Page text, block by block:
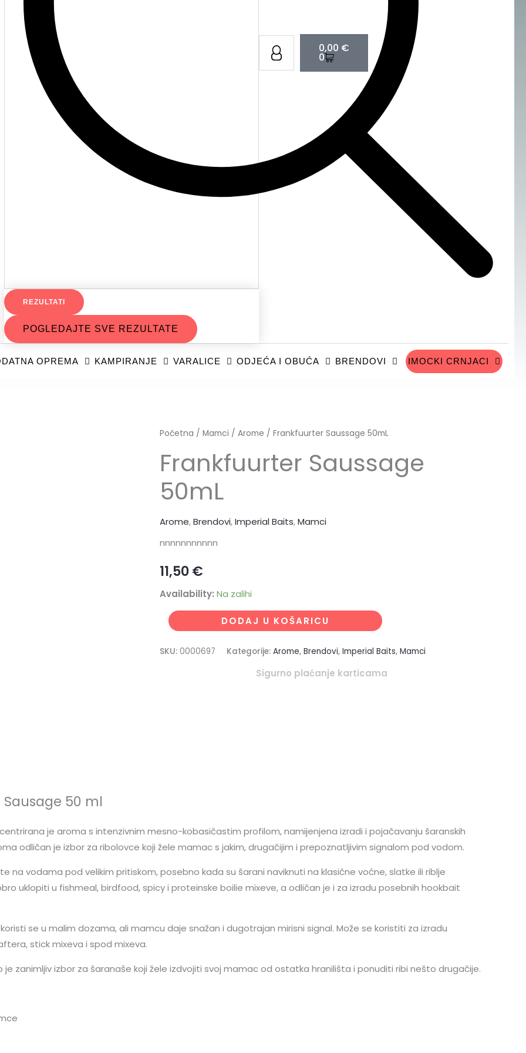
REZULTATI
POGLEDAJTE SVE REZULTATE
0,00 €
0
Cart
OPREMA KAMPIRANJE VARALICE ODJEĆA I OBUĆA BRENDOVI IMOCKI CRNJACI
Početna / Mamci / Arome / Frankfuurter Saussage 50mL
Frankfuurter Saussage
50mL
Arome,Brendovi,Imperial Baits,Mamci
nnnnnnnnnnn
11,50€
Availability: Na zalihi
Frankfuurter
50mL
količina
DODAJ U KOŠARICU
SKU: 0000697 Kategorije: Arome, Brendovi, Imperial Baits, Mamci
Sigurno plaćanje karticama
50 ml
je aroma s intenzivnim mesno-kobasičastim profilom, namijenjena izradi i pojačavanju šaranskih
odličan je izbor za ribolovce koji žele mamac s jakim, drugačijim i prepoznatljivim signalom pod vodom.
na vodama pod velikim pritiskom, posebno kada su šarani naviknuti na klasične voćne, slatke ili riblje
uklopiti u fishmeal, birdfood, spicy i proteinske boilie mixeve, a odličan je i za izradu posebnih hookbait
se u malim dozama, ali mamcu daje snažan i dugotrajan mirisni signal. Može se koristiti za izradu
stick mixeva i spod mixeva.
je zanimljiv izbor za šaranaše koji žele izdvojiti svoj mamac od ostatka hranilišta i ponuditi ribi nešto drugačije.